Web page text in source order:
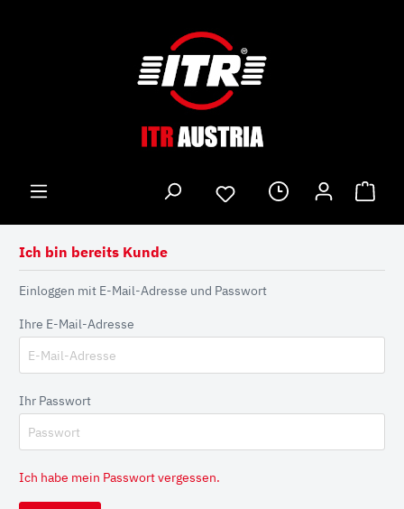
Ich bin bereits Kunde
Einloggen mit E-Mail-Adresse und Passwort
Ihre E-Mail-Adresse
Ihr Passwort
Ich habe mein Passwort vergessen.